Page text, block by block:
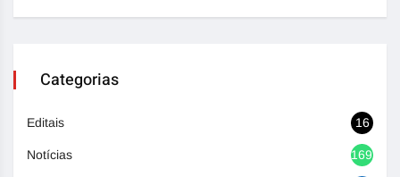
Categorias
Editais 16
Notícias 1692